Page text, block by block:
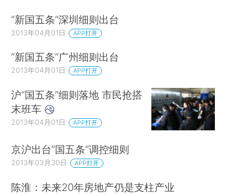
“新国五条”深圳细则出台
2013年04月01日 APP打开
“新国五条”广州细则出台
2013年04月01日 APP打开
沪“国五条”细则落地 市民抢搭
末班车
2013年04月01日 APP打开
京沪出台“国五条”调控细则
2013年03月30日 APP打开
陈淮：未来20年房地产仍是支柱产业